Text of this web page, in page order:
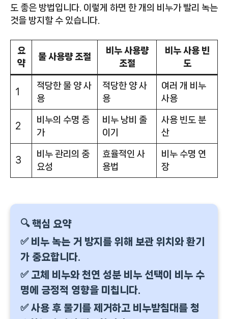
도 좋은 방법입니다. 이렇게 하면 한 개의 비누가 빨리 녹는
것을 방지할 수 있습니다.
요
약
물 사용량 조절
비누 사용량
조절
비누 사용 빈
도
1
적당한 물 양 사
용
적당한 양 사
용
여러 개 비누
사용
2
비누의 수명 증
가
비누 낭비 줄
이기
사용 빈도 분
산
3
비누 관리의 중
요성
효율적인 사
용법
비누 수명 연
장
🔍 핵심 요약
✅ 비누 녹는 거 방지를 위해 보관 위치와 환기
가 중요합니다.
✅ 고체 비누와 천연 성분 비누 선택이 비누 수
명에 긍정적 영향을 미칩니다.
✅ 사용 후 물기를 제거하고 비누받침대를 청